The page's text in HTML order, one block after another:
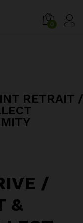
0
RETRAIT /
/
&